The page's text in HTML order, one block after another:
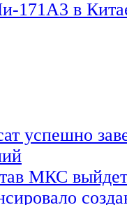
171А3 в
успешно
МКС